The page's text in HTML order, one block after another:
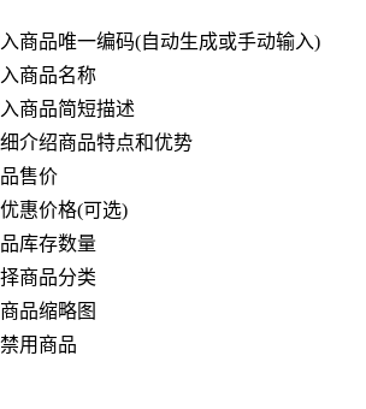
商品唯一编码(自动生成或手动输入)
商品名称
商品简短描述
介绍商品特点和优势
售价
惠价格(可选)
库存数量
商品分类
品缩略图
用商品